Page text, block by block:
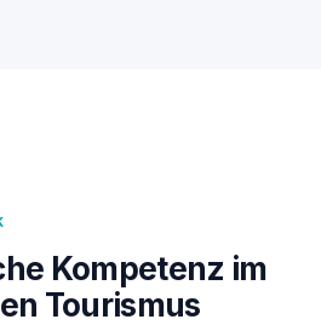
Kompetenz im
Tourismus